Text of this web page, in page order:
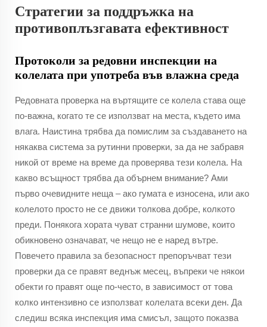
Стратегии за поддръжка на
противоплъзгавата ефективност
Протоколи за редовни инспекции на
колелата при употреба във влажна среда
Редовната проверка на въртящите се колела става още
по-важна, когато те се използват на места, където има
влага. Наистина трябва да помислим за създаването на
някаква система за рутинни проверки, за да не забравя
никой от време на време да проверява тези колела. На
какво всъщност трябва да обърнем внимание? Ами
първо очевидните неща – ако гумата е износена, или ако
колелото просто не се движи толкова добре, колкото
преди. Понякога хората чуват странни шумове, които
обикновено означават, че нещо не е наред вътре.
Повечето правила за безопасност препоръчват тези
проверки да се правят веднъж месец, въпреки че някои
обекти го правят още по-често, в зависимост от това
колко интензивно се използват колелата всеки ден. Да
следиш всяка инспекция има смисъл, защото показва